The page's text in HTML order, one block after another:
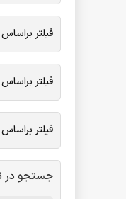
فیلتر
فیلتر
فیلتر
جستجو در